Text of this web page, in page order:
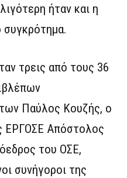
ήταν και η
συγκρότημα.
τρεις από τους 36
Παύλος Κουζής, ο
ΕΡΓΟΣΕ Απόστολος
του ΟΣΕ,
συνήγοροι της